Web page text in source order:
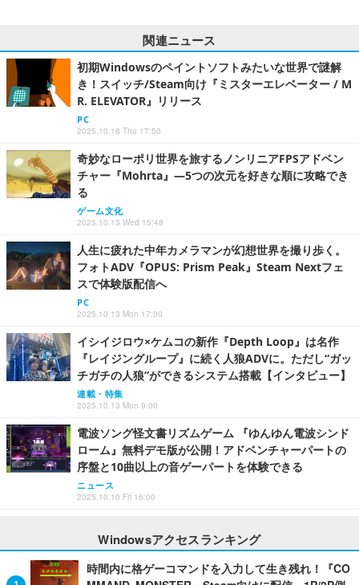
関連ニュース
初期Windowsのペイントソフトみたいな世界で謎解
き！スイッチ/Steam向け『ミスターエレベーター / M
R. ELEVATOR』リリース
PC
2025.10.16 Thu 17:50
奇妙なローポリ世界を旅するノンリニアFPSアドベン
チャー『Mohrta』―5つの次元を好きな順に攻略でき
る
ゲーム文化
2025.10.15 Wed 15:48
人生に疲れた中年カメラマンが幻想世界を撮り歩く。
フォトADV『OPUS: Prism Peak』Steam Nextフェ
スで体験版配信へ
PC
2025.10.13 Mon 17:00
イシイジロウ×ケムコの新作『Depth Loop』は名作
『レイジングループ』に続く人狼ADVに。ただし“ガッ
チガチの人狼”ができるシステム搭載【インタビュー】
連載・特集
2025.10.13 Mon 9:00
電波ソング怪文書リズムゲーム 『ゆんゆん電波シンド
ローム』無料デモ版が公開！アドベンチャーパートの
序盤と10曲以上の音ゲーパートを体験できる
ニュース
2025.10.10 Fri 16:00
Windowsアクセスランキング
時間内に格ゲーコマンドを入力して生き残れ！『CO